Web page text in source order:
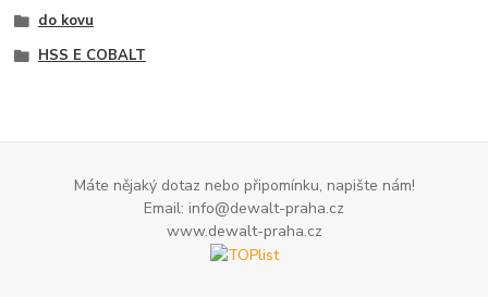
do kovu
HSS E COBALT
Máte nějaký dotaz nebo připomínku, napište nám!
Email: info@dewalt-praha.cz
www.dewalt-praha.cz